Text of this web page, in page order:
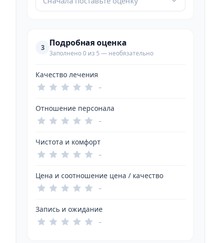
3 Подробная оценка
Заполнено 0 из 5 — необязательно
Качество лечения
–
Отношение персонала
–
Чистота и комфорт
–
Цена и соотношение цена / качество
–
Запись и ожидание
–